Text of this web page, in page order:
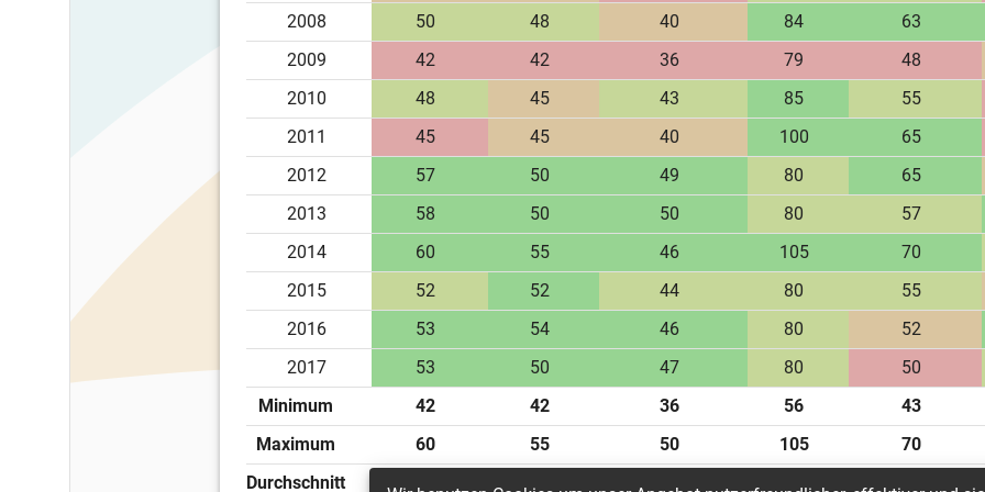
2008
50 48 40 84 63
2009
42 42 36 79 48
2010
48 45 43 85 55
2011
45 45 40 100 65
2012
57 50 49 80 65
2013
58 50 50 80 57
2014
60 55 46 105 70
2015
52 52 44 80 55
2016
53 54 46 80 52
2017
53 50 47 80 50
Minimum
42 42 36 56 43
Maximum
60 55 50 105 70
Durchschnitt